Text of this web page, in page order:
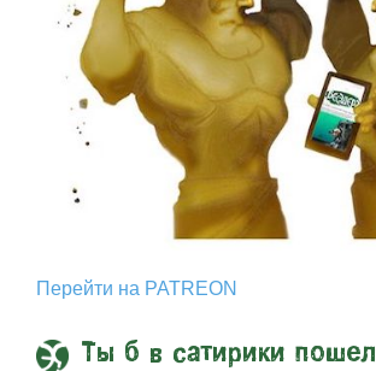
Перейти на PATREON
Ты б в сатирики пошел